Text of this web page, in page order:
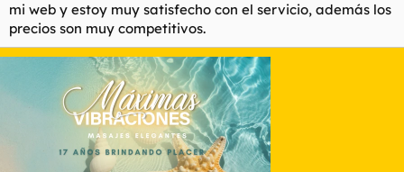
mi web y estoy muy satisfecho con el servicio, además los
precios son muy competitivos.